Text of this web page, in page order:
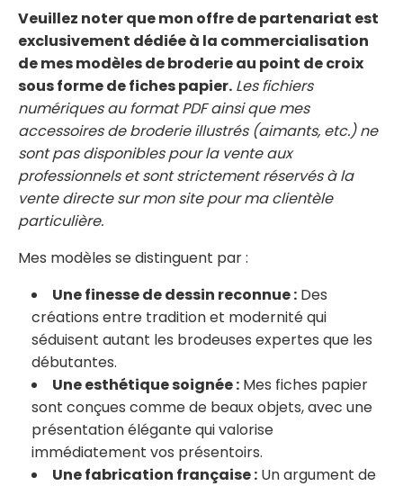
Veuillez noter que mon offre de partenariat est
exclusivement dédiée à la commercialisation
de mes modèles de broderie au point de croix
sous forme de fiches papier. Les fichiers
numériques au format PDF ainsi que mes
accessoires de broderie illustrés (aimants, etc.) ne
sont pas disponibles pour la vente aux
professionnels et sont strictement réservés à la
vente directe sur mon site pour ma clientèle
particulière.
Mes modèles se distinguent par :
Une finesse de dessin reconnue : Des
créations entre tradition et modernité qui
séduisent autant les brodeuses expertes que les
débutantes.
Une esthétique soignée : Mes fiches papier
sont conçues comme de beaux objets, avec une
présentation élégante qui valorise
immédiatement vos présentoirs.
Une fabrication française : Un argument de